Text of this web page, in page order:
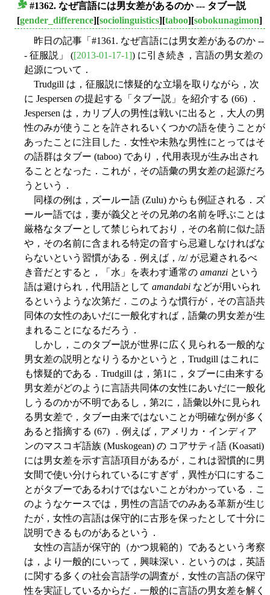
#1362. なぜ言語には男女差があるのか --- タブー説
[gender_difference][sociolinguistics][taboo][sobokunagimon]
昨日の記事「#1361. なぜ言語には男女差があるのか --
- 征服説」 ([2013-01-17-1]) に引き続き，言語の男女差の
起源について．
Trudgill は，征服説に懐疑的な立場を取りながら，次
に Jespersen の提起する「タブー説」を紹介する (66) ．
Jespersen は，カリブ人の男性は戦いに出ると，大人の男
性のみが使うことを許されるいくつかの語を使うことが
あったことに注目した．女性や未熟な男性にとってはそ
の語群はタブー (taboo) であり，代用表現が生み出され
ることとなった．これが，その語彙の男女差の起源だろ
うという．
同様の例は，ズールー語 (Zulu) からも例証される．ズ
ールー語では，妻が義父とその兄弟の名前を呼ぶことは
厳格なタブーとして禁じられており，その名前に似た語
や，その名前に含まれる特定の音すら忌避しなければな
らないという習慣がある．例えば，/z/ が忌避されるべ
き音だとすると，「水」を表わす通常の amanzi という
語は避けられ，代用語として amandabi などが用いられ
るというような次第だ．このような慣行が，その言語共
同体の女性のあいだに一般化すれば，語彙の男女差が生
まれることになるだろう．
しかし，このタブー説が世界に広く見られる一般的な
男女差の説明となりうるかというと，Trudgill はこれに
も懐疑的である．Trudgill は，第1に，タブーに由来する
男女差がどのように言語共同体の女性にあいだに一般化
しうるのかが不明であるし，第2に，語彙以外に見られ
る男女差で，タブー由来ではないことが明確な例が多く
あると指摘する (67) ．例えば，アメリカ・インディア
ンのマスコギ語族 (Muskogean) の コアサティ語 (Koasati)
には男女差を示す言語項目があるが，これは習慣的に男
女間で使い分けられているにすぎず，異性が口にするこ
とがタブーであるわけではないことがわかっている．こ
のようなケースでは，男性の言語でのみある革新が生じ
たが，女性の言語は保守的に古形を保ったとして十分に
説明できるものがあるという．
女性の言語が保守的（かつ規範的）であるという考察
は，より一般的にいって，興味深い．というのは，英語
に関する多くの社会言語学の調査が，女性の言語の保守
性を実証しているからだ．一般的に言語の男女差を解く